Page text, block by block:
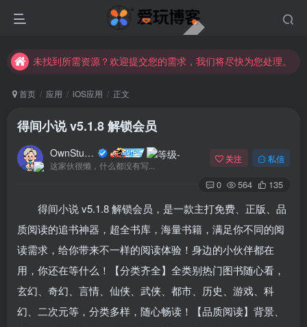
未找到所需资源？欢迎提交您的需求，我们将尽快为您处理。
苹果手机用户没有巨魔商店的点击此处获取保姆级安装教程
未找到所需资源？欢迎提交您的需求，我们将尽快为您处理。
首页 应用 iOS应用 正文
得间小说 v5.1.8 解锁会员
OwnStupid
这家伙很懒，什么都没有写...
关注 私信
0 564 135
得间小说 v5.1.8 解锁会员，是一款主打免费、正版、品
质阅读的追书神器，超全书库，海量书籍，满足你不同的阅
读需求，给你带来不一样的阅读体验！身边的小伙伴都在
用，你还在等什么！【分类齐全】全类别热门图书随心看，
玄幻、奇幻、言情、仙侠、武侠、都市、历史、游戏、科
幻、二次元等，分类多样，随心畅读！【品质阅读】背景、
登录
没有账号？立即注册
用户名或邮箱
登录密码